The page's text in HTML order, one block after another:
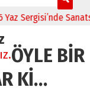
Sergisi’nde
ÖYLE BİR
Kİ…